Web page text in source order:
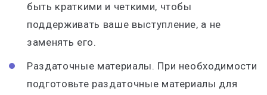
быть краткими и четкими, чтобы
поддерживать ваше выступление, а не
заменять его.
Раздаточные материалы. При необходимости
подготовьте раздаточные материалы для